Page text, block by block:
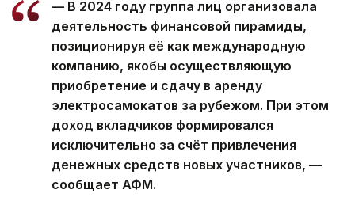
— В 2024 году группа лиц организовала
деятельность финансовой пирамиды,
позиционируя её как международную
компанию, якобы осуществляющую
приобретение и сдачу в аренду
электросамокатов за рубежом. При этом
доход вкладчиков формировался
исключительно за счёт привлечения
денежных средств новых участников, —
сообщает АФМ.